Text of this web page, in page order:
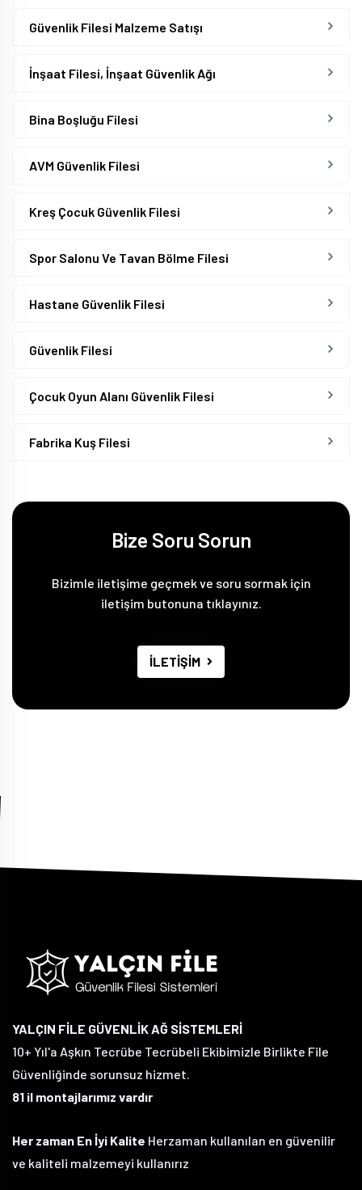
Güvenlik Filesi Malzeme Satışı
İnşaat Filesi, İnşaat Güvenlik Ağı
Bina Boşluğu Filesi
AVM Güvenlik Filesi
Kreş Çocuk Güvenlik Filesi
Spor Salonu Ve Tavan Bölme Filesi
Hastane Güvenlik Filesi
Güvenlik Filesi
Çocuk Oyun Alanı Güvenlik Filesi
Fabrika Kuş Filesi
Bize Soru Sorun
Bizimle iletişime geçmek ve soru sormak için
iletişim butonuna tıklayınız.
İLETİŞİM
YALÇIN FİLE GÜVENLİK AĞ SİSTEMLERİ
10+ Yıl'a Aşkın Tecrübe Tecrübeli Ekibimizle Birlikte File
Güvenliğinde sorunsuz hizmet.
81 il montajlarımız vardır
Her zaman En İyi Kalite Herzaman kullanılan en güvenilir
ve kaliteli malzemeyi kullanırız